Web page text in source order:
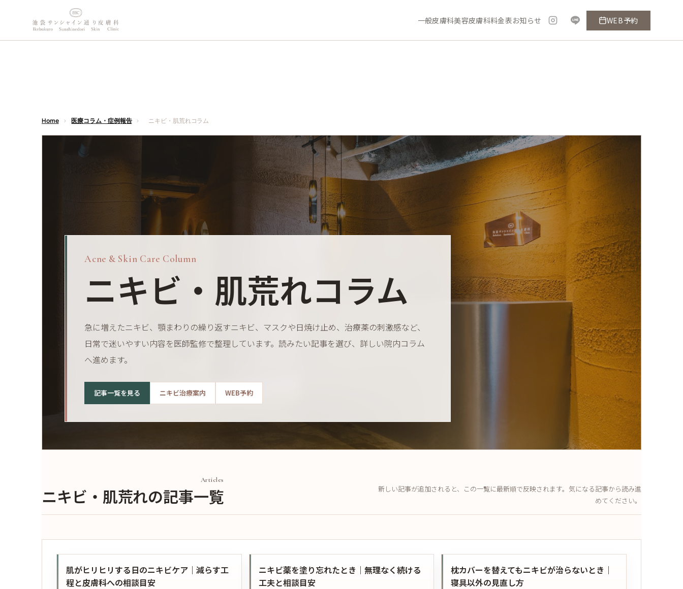
を
一般皮膚科美容皮膚科料金表お知らせ WEB予約
Home > 医療コラム・症例報告 > ニキビ・肌荒れコラム
Acne & Skin Care Column
ニキビ・肌荒れコラム
急に増えたニキビ、顎まわりの繰り返すニキビ、マスクや日焼け止め、治療薬の刺激感など、
日常で迷いやすい内容を医師監修で整理しています。読みたい記事を選び、詳しい院内コラム
へ進めます。
記事一覧を見る ニキビ治療案内 WEB予約
Articles
ニキビ・肌荒れの記事一覧
新しい記事が追加されると、この一覧に最新順で反映されます。気になる記事から読み進
めてください。
肌がヒリヒリする日のニキビケア｜減らす工
程と皮膚科への相談目安
ニキビ薬を塗り忘れたとき｜無理なく続ける
工夫と相談目安
枕カバーを替えてもニキビが治らないとき｜
寝具以外の見直し方